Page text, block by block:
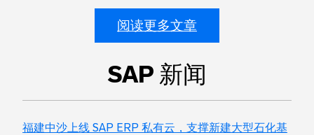
阅读更多文章
SAP 新闻
福建中沙上线 SAP ERP 私有云，支撑新建大型石化基